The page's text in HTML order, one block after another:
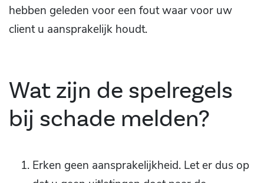
hebben geleden voor een fout waar voor uw
client u aansprakelijk houdt.
Wat zijn de spelregels
bij schade melden?
Erken geen aansprakelijkheid. Let er dus op